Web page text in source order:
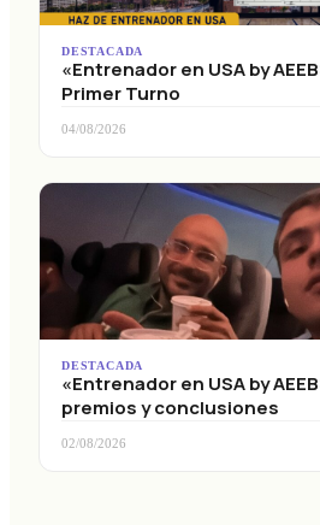
DESTACADA
«Entrenador en USA by
Primer Turno
04/08/2026
DESTACADA
«Entrenador en USA by
premios y conclusiones
02/08/2026